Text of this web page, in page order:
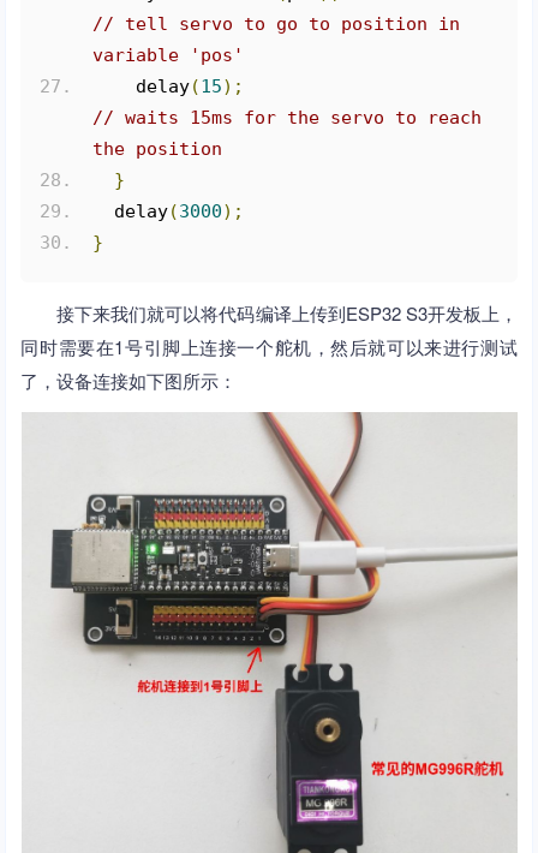
// tell servo to go to position in
variable 'pos'
    delay
(15);
// waits 15ms for the servo to reach
the position
}
  delay
(3000);
}
接下来我们就可以将代码编译上传到ESP32 S3开发板上，
同时需要在1号引脚上连接一个舵机，然后就可以来进行测试
了，设备连接如下图所示：